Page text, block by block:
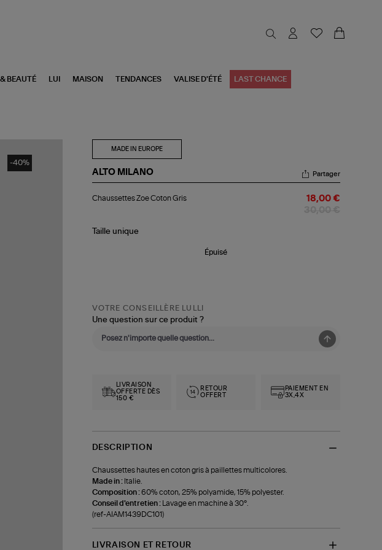
BEAUTÉ LUI MAISON TENDANCES VALISE D'ÉTÉ LAST CHANCE
-40%
MADE IN EUROPE
ALTO MILANO
Zoe
Partager
Chaussettes Zoe Coton Gris 18,00 €
Taille unique
Épuisé
VOTRE CONSEILLÈRE LULLI
Une question sur ce produit ?
LIVRAISON
OFFERTE DÈS
150 €
RETOUR
OFFERT
PAIEMENT EN
3X,4X
DESCRIPTION
Chaussettes hautes en coton gris à paillettes multicolores.
Made in : Italie.
Composition :60% coton, 25% polyamide, 15% polyester.
Conseil d'entretien :
Lavage en machine à 30°.
(ref-AIAM1439DC101)
LIVRAISON ET RETOUR